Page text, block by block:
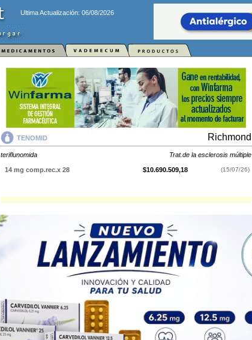
Ultima Actualización: 06/08/2026
TENOMID Richmond
teriflunomida Trat.de la esclerosis múltiple
14 mg comp.rec.x 28 $10.690.509,18 (15/07/26)
disponible.
Explorar más
Otros productos con teriflunomida
Otros productos deRichmond